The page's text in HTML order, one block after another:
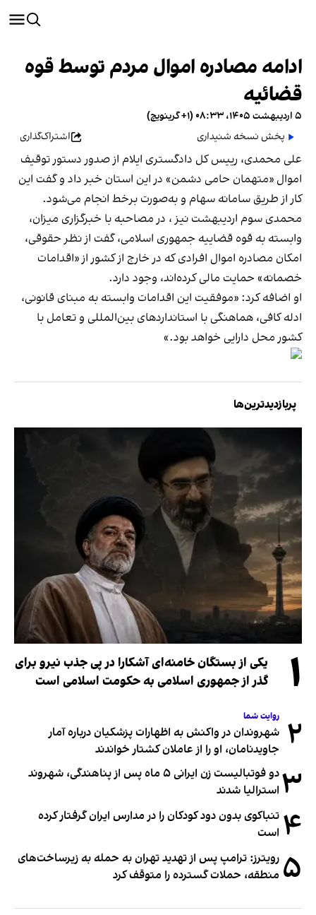
ادامه مصادره اموال مردم توسط قوه
قضائیه
۵ اردیبهشت ۱۴۰۵، ۰۸:۳۳ (‎+۱ گرینویچ)
پخش نسخه شنیداری
اشتراک‌گذاری
علی محمدی، رییس کل دادگستری ایلام از صدور دستور توقیف
اموال «متهمان حامی دشمن» در این استان خبر داد و گفت این
کار از طریق سامانه سهام و به‌صورت برخط انجام می‌شود.
محمدی سوم اردیبهشت نیز ، در مصاحبه با خبرگزاری میزان،
وابسته به قوه قضاییه جمهوری اسلامی، گفت از نظر حقوقی،
امکان مصادره اموال افرادی که در خارج از کشور از «اقدامات
خصمانه» حمایت مالی کرده‌اند، وجود دارد.
او اضافه کرد: «موفقیت این اقدامات وابسته به مبنای قانونی،
ادله کافی، هماهنگی با استاندارد‌های بین‌المللی و تعامل با
کشور محل دارایی خواهد بود.»
پربازدیدترین‌ها
۱
یکی از بستگان خامنه‌ای آشکارا در پی جذب نیرو برای
گذر از جمهوری اسلامی به حکومت اسلامی است
۲ روایت شما
شهروندان در واکنش به اظهارات پزشکیان درباره آمار
جاویدنامان، او را از عاملان کشتار خواندند
۳
دو فوتبالیست زن ایرانی ۵ ماه پس از پناهندگی، شهروند
استرالیا شدند
۴ تنباکوی بدون دود کودکان را در مدارس ایران گرفتار کرده
است
۵ رویترز: ترامپ پس از تهدید تهران به حمله به زیرساخت‌های
منطقه، حملات گسترده را متوقف کرد